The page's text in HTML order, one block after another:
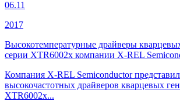
06.11
2017
Высокотемпературные драйверы
серии XTR6002x компании X-REL
Компания X-REL Semiconductor
высокочастотных драйверов кварцевых
XTR6002x...